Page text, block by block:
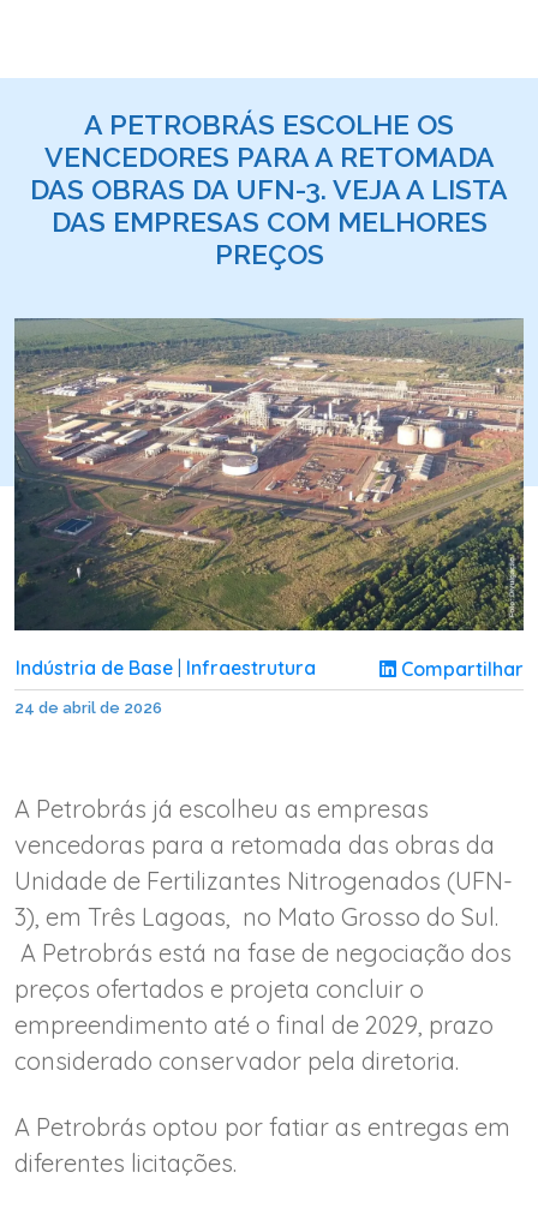
A PETROBRÁS ESCOLHE OS
VENCEDORES PARA A RETOMADA
DAS OBRAS DA UFN-3. VEJA A LISTA
DAS EMPRESAS COM MELHORES
PREÇOS
Indústria de Base| Infraestrutura Compartilhar
24 de abril de 2026
A Petrobrás já escolheu as empresas
vencedoras para a retomada das obras da
Unidade de Fertilizantes Nitrogenados (UFN-
3), em Três Lagoas, no Mato Grosso do Sul.
A Petrobrás está na fase de negociação dos
preços ofertados e projeta concluir o
empreendimento até o final de 2029, prazo
considerado conservador pela diretoria.
A Petrobrás optou por fatiar as entregas em
diferentes licitações.